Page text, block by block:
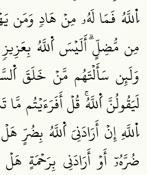
اِ۬للَّهُ فَمَا لَهُۥ مِنۡ هَادٖ وَمَن
مِن مُّضِلٍّۗ أَلَيۡسَ اَ۬للَّهُ
وَلَئِن سَأَلۡتَهُم مَّنۡ خَلَقَ
لَيَقُولُنَّ اَ۬للَّهُۚ قُلۡ أَفَرَءَيۡتُم
اِ۬للَّهِ إِنۡ أَرَادَنِيَ اَ۬للَّهُ
ضُرَّهُۥٓ أَوۡ أَرَادَنِي